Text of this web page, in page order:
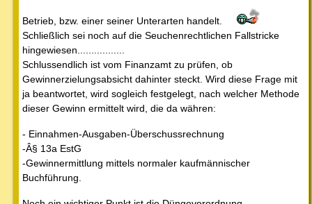
Betrieb, bzw. einer seiner Unterarten handelt.
Schließlich sei noch auf die Seuchenrechtlichen Fallstricke
hingewiesen.................
Schlussendlich ist vom Finanzamt zu prüfen, ob
Gewinnerzielungsabsicht dahinter steckt. Wird diese Frage mit
ja beantwortet, wird sogleich festgelegt, nach welcher Methode
dieser Gewinn ermittelt wird, die da währen:
- Einnahmen-Ausgaben-Überschussrechnung
-Â§ 13a EstG
-Gewinnermittlung mittels normaler kaufmännischer
Buchführung.